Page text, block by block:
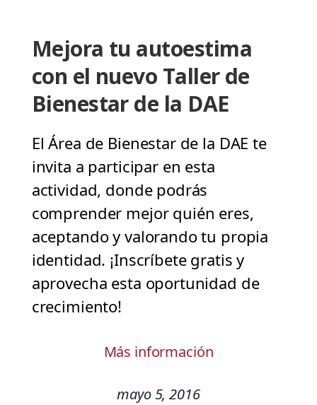
Mejora tu autoestima
con el nuevo Taller de
Bienestar de la DAE
El Área de Bienestar de la DAE te
invita a participar en esta
actividad, donde podrás
comprender mejor quién eres,
aceptando y valorando tu propia
identidad. ¡Inscríbete gratis y
aprovecha esta oportunidad de
crecimiento!
Más información
mayo 5, 2016